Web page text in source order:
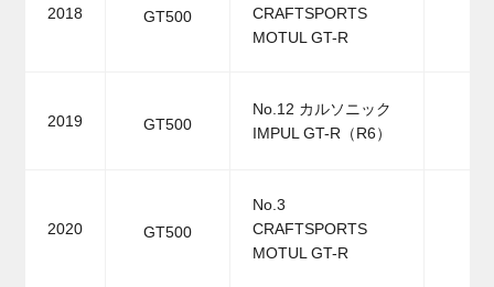
2018 GT500
CRAFTSPORTS
MOTUL GT-R
2019 GT500
No.12 カルソニック
IMPUL GT-R（R6）
2020 GT500
No.3
CRAFTSPORTS
MOTUL GT-R